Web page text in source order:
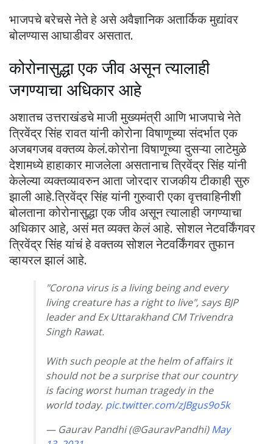
भाजपचे बरेचसे नेते हे असे अवैज्ञानिक अतार्किक मुद्यांवर
बोलण्यास आघाडीवर असतात.
कोरोनासुद्धा एक जीव असून त्यालाही
जगण्याचा अधिकार आहे
अशातच उत्तराखंडचे माजी मुख्यमंत्री आणि भाजपाचे नेते
त्रिवेंद्र सिंह रावत यांनी कोरोना विषाणूच्या संदर्भात एक
अजबगजब वक्तव्य केलं.कोरोना विषाणूच्या दुसऱ्या लाटेमुळे
देशामध्ये हाहाकार माजलेला असतानाच त्रिवेंद्र सिंह यांनी
केलेल्या व्यक्तव्यावरुन आता जोरदार राजकीय टीकाही सुरु
झाली आहे.त्रिवेंद्र सिंह यांनी गुरुवारी एका वृत्तवाहिनीशी
बोलताना कोरोनासुद्धा एक जीव असून त्यालाही जगण्याचा
अधिकार आहे, असं मत व्यक्त केलं आहे. सोशल नेटवर्किंगवर
त्रिवेंद्र सिंह यांचं हे वक्तव्य सोशल नेटवर्किंगवर तुफान
व्हायरल झालं आहे.
"Corona virus is a living being and every
living creature has a right to live", says BJP
leader and Ex Uttarakhand CM Trivendra
Singh Rawat.
With such people at the helm of affairs it
should not be a surprise that our country
is facing worst human tragedy in the
world today. pic.twitter.com/zJBgus9o5k
— Gaurav Pandhi (@GauravPandhi)May